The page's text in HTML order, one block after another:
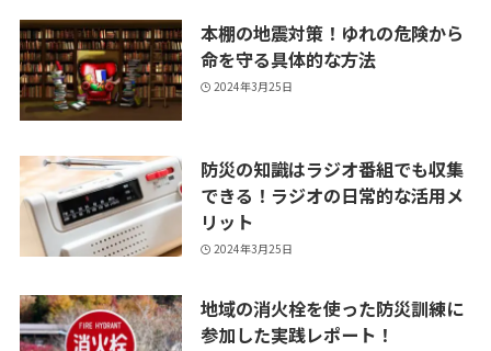
本棚の地震対策！ゆれの危険から
命を守る具体的な方法
2024年3月25日
防災の知識はラジオ番組でも収集
できる！ラジオの日常的な活用メ
リット
2024年3月25日
地域の消火栓を使った防災訓練に
参加した実践レポート！